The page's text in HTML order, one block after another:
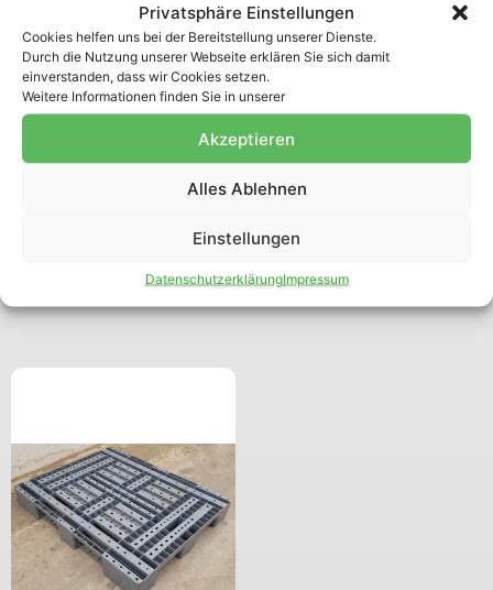
Privatsphäre Einstellungen
Cookies helfen uns bei der Bereitstellung unserer Dienste.
Durch die Nutzung unserer Webseite erklären Sie sich damit
einverstanden, dass wir Cookies setzen.
Weitere Informationen finden Sie in unserer
Akzeptieren
Alles Ablehnen
Einstellungen
DatenschutzerklärungImpressum
29,50€ zzgl. MwSt
exkl. 19 % MwSt.
zzgl.Versandkosten
4-7 Tage
Deutschland
exkl. 19 % MwSt.
zzgl.
Versandkosten